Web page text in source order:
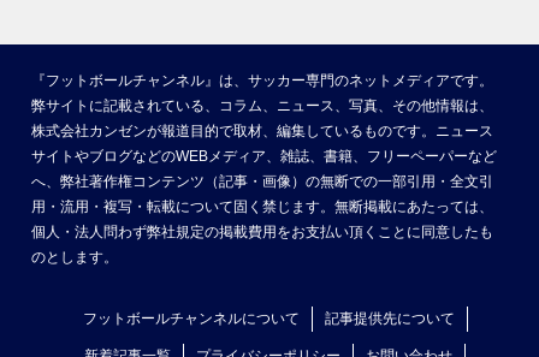
『フットボールチャンネル』は、サッカー専門のネットメディアです。
弊サイトに記載されている、コラム、ニュース、写真、その他情報は、
株式会社カンゼンが報道目的で取材、編集しているものです。ニュース
サイトやブログなどのWEBメディア、雑誌、書籍、フリーペーパーなど
へ、弊社著作権コンテンツ（記事・画像）の無断での一部引用・全文引
用・流用・複写・転載について固く禁じます。無断掲載にあたっては、
個人・法人問わず弊社規定の掲載費用をお支払い頂くことに同意したも
のとします。
フットボールチャンネルについて 記事提供先について